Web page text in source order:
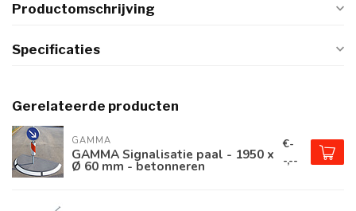
Productomschrijving
Specificaties
Gerelateerde producten
GAMMA
GAMMA Signalisatie paal - 1950 x
Ø 60 mm - betonneren
€-
-,--